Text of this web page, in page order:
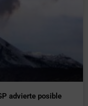
advierte posible